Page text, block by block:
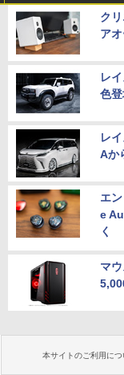
ク
ア
レ
色
レ
Aか
エ
e
く
マ
本サイトのご利用につ